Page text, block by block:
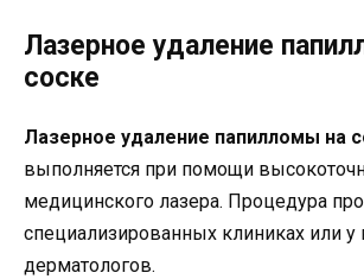
Лазерное удаление
соске
Лазерное удаление папилломы на
выполняется при помощи
медицинского лазера. Процедура
специализированных клиниках или у
дерматологов.